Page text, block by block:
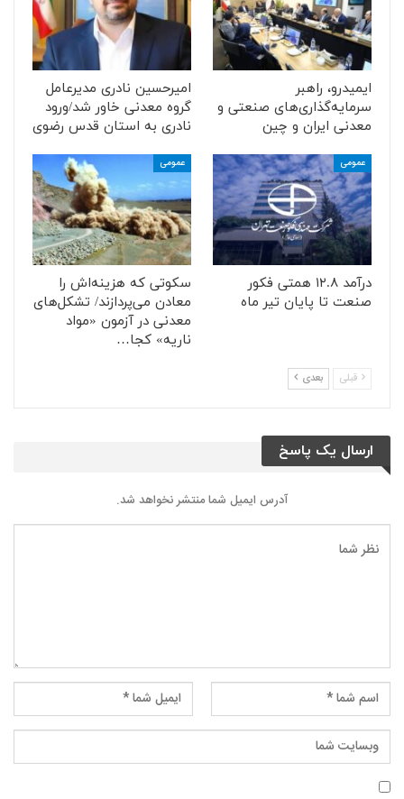
ایمیدرو، راهبر
سرمایه‌گذاری‌های صنعتی و
معدنی ایران و چین
امیرحسین نادری مدیرعامل
گروه معدنی خاور شد/ورود
نادری به استان قدس رضوی
عمومی
درآمد ۱۲.۸ همتی فکور
صنعت تا پایان تیر ماه
عمومی
سکوتی که هزینه‌اش را
معادن می‌پردازند/ تشکل‌های
معدنی در آزمون «مواد
ناریه» کجا…
قبلی بعدی
ارسال یک پاسخ
آدرس ایمیل شما منتشر نخواهد شد.